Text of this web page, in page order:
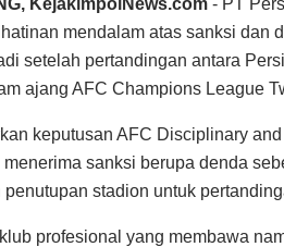
mendalam atas sanksi dan
setelah pertandingan antara
ajang AFC Champions League
keputusan AFC Disciplinary
menerima sanksi berupa denda
penutupan stadion untuk
profesional yang membawa